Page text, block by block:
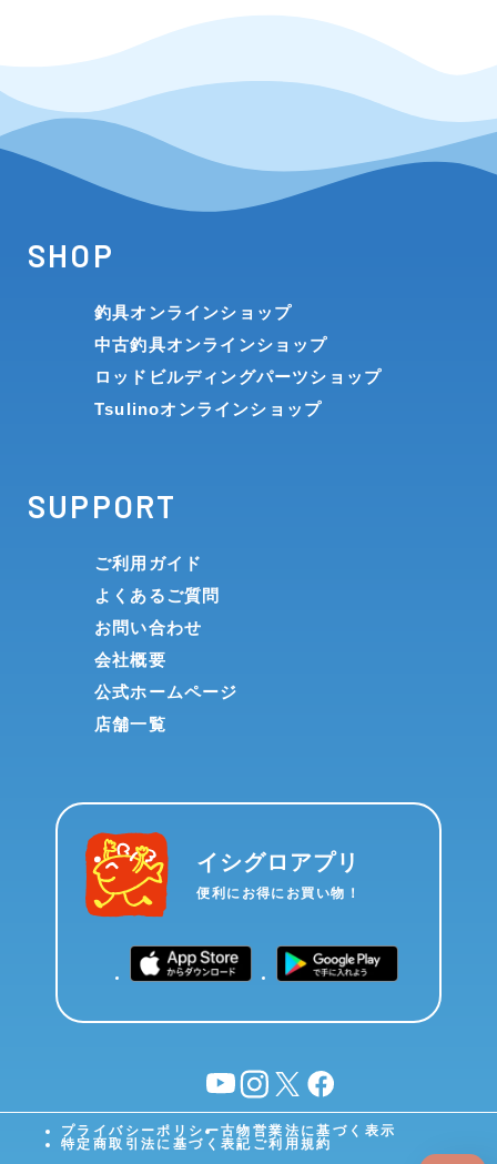
SHOP
釣具オンラインショップ
中古釣具オンラインショップ
ロッドビルディングパーツショップ
Tsulinoオンラインショップ
SUPPORT
ご利用ガイド
よくあるご質問
お問い合わせ
会社概要
公式ホームページ
店舗一覧
イシグロアプリ
便利にお得にお買い物！
YouTubeinstagram
X facebook
プライバシーポリシー古物営業法に基づく表示
特定商取引法に基づく表記 ご利用規約